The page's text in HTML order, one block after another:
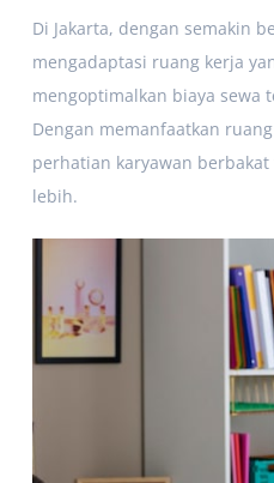
Di Jakarta, dengan semakin
mengadaptasi ruang kerja
mengoptimalkan biaya
Dengan memanfaatkan
perhatian karyawan
lebih.